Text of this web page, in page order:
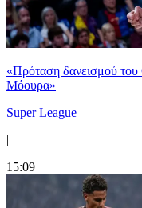
«Πρόταση δανεισμού
Μόουρα»
Super League
|
15:09